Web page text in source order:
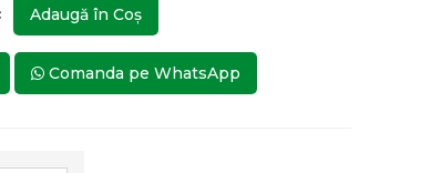
Adaugă în Coş
Comanda pe WhatsApp